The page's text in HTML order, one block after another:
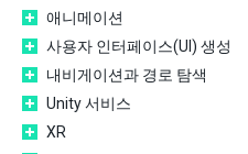
애니메이션
사용자 인터페이스(UI) 생성
내비게이션과 경로 탐색
Unity 서비스
XR